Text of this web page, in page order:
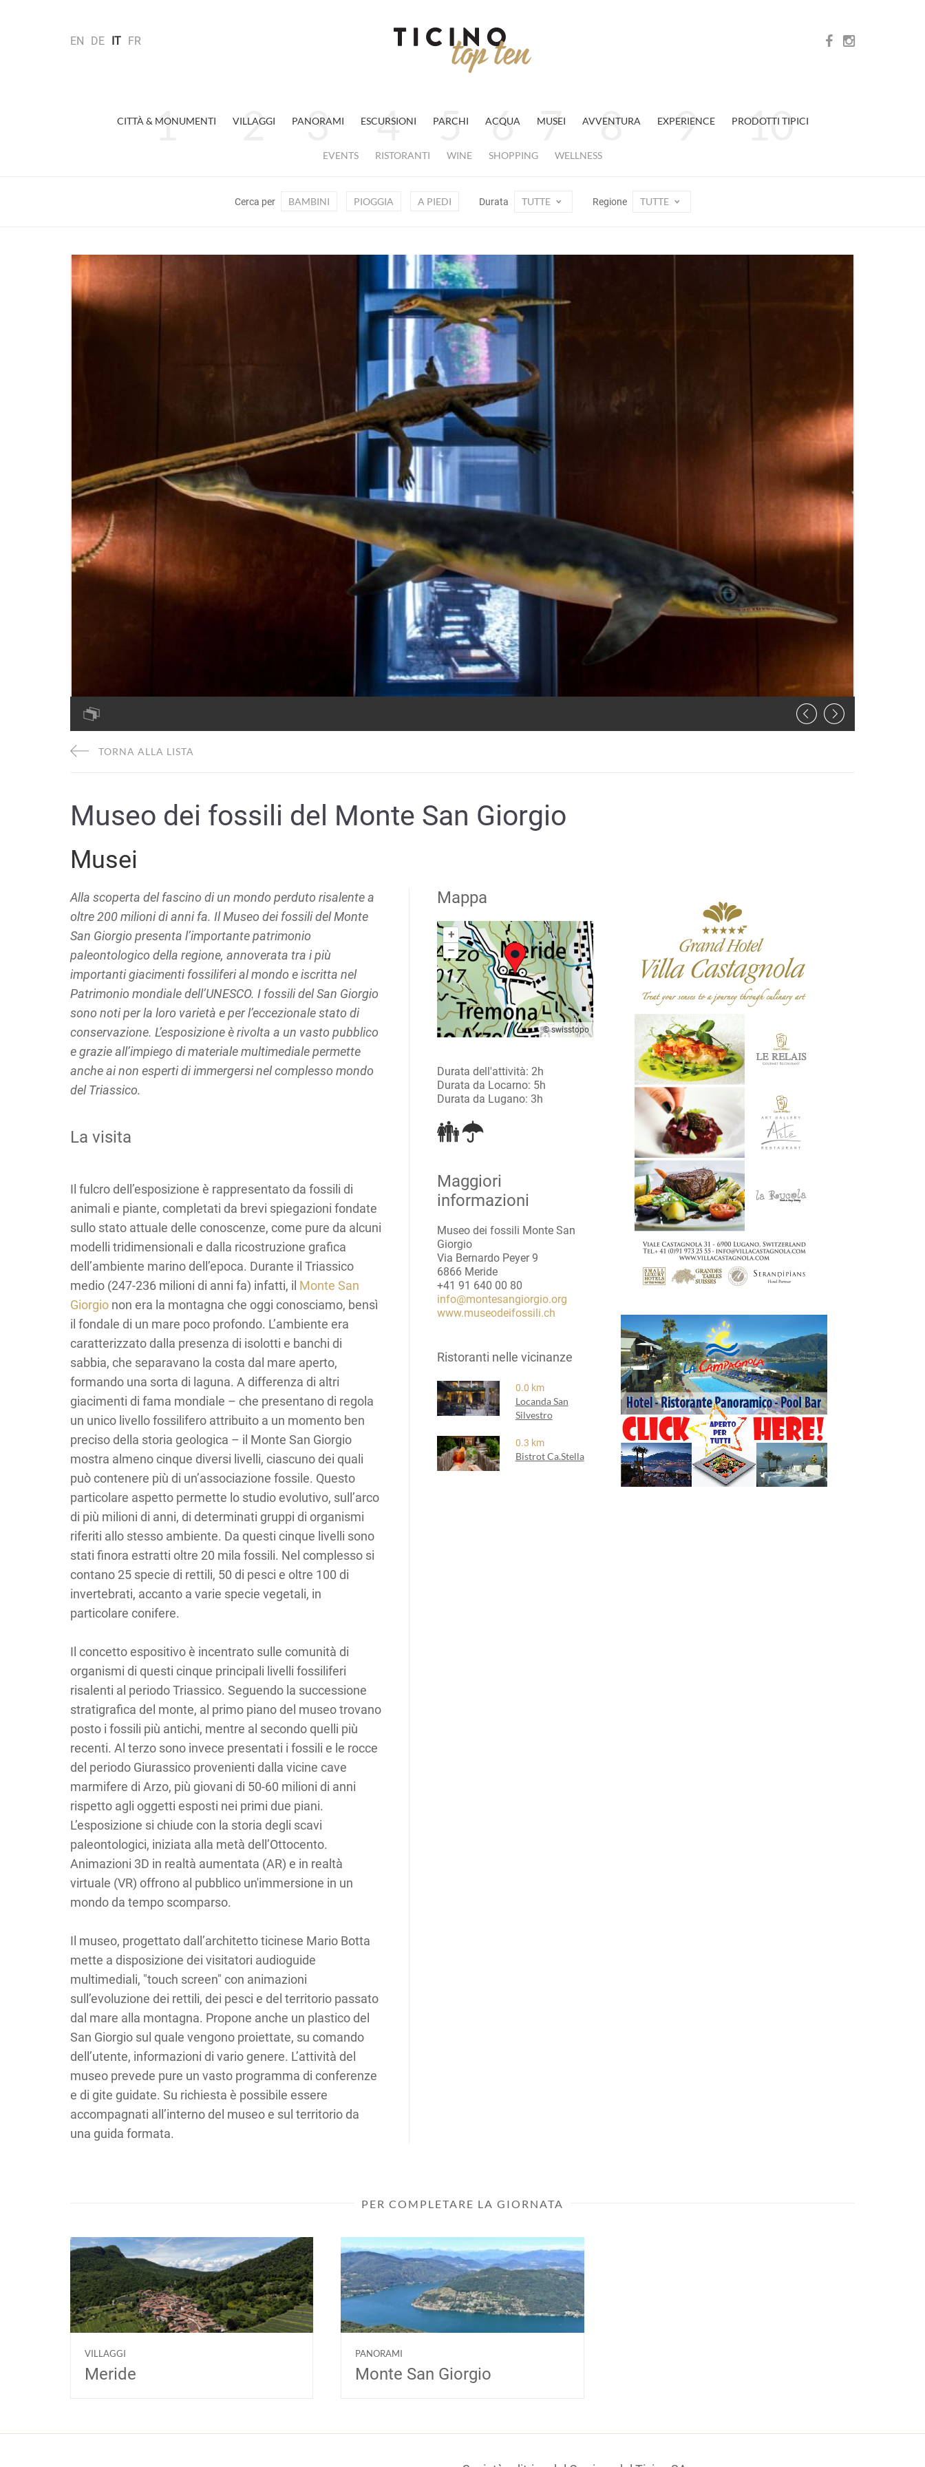
EN DE IT FR
CITTÀ & MONUMENTI VILLAGGI PANORAMI ESCURSIONI PARCHI ACQUA MUSEI AVVENTURA EXPERIENCE PRODOTTI TIPICI
EVENTS RISTORANTI WINE SHOPPING WELLNESS
Cerca per BAMBINI PIOGGIA A PIEDI Durata TUTTE Regione TUTTE
TORNA ALLA LISTA
Museo dei fossili del Monte San Giorgio
Musei
Alla scoperta del fascino di un mondo perduto risalente a
oltre 200 milioni di anni fa. Il Museo dei fossili del Monte
San Giorgio presenta l’importante patrimonio
paleontologico della regione, annoverata tra i più
importanti giacimenti fossiliferi al mondo e iscritta nel
Patrimonio mondiale dell’UNESCO. I fossili del San Giorgio
sono noti per la loro varietà e per l’eccezionale stato di
conservazione. L’esposizione è rivolta a un vasto pubblico
e grazie all’impiego di materiale multimediale permette
anche ai non esperti di immergersi nel complesso mondo
del Triassico.
La visita
Il fulcro dell’esposizione è rappresentato da fossili di
animali e piante, completati da brevi spiegazioni fondate
sullo stato attuale delle conoscenze, come pure da alcuni
modelli tridimensionali e dalla ricostruzione grafica
dell’ambiente marino dell’epoca. Durante il Triassico
medio (247-236 milioni di anni fa) infatti, il Monte San
Giorgio non era la montagna che oggi conosciamo, bensì
il fondale di un mare poco profondo. L’ambiente era
caratterizzato dalla presenza di isolotti e banchi di
sabbia, che separavano la costa dal mare aperto,
formando una sorta di laguna. A differenza di altri
giacimenti di fama mondiale – che presentano di regola
un unico livello fossilifero attribuito a un momento ben
preciso della storia geologica – il Monte San Giorgio
mostra almeno cinque diversi livelli, ciascuno dei quali
può contenere più di un’associazione fossile. Questo
particolare aspetto permette lo studio evolutivo, sull’arco
di più milioni di anni, di determinati gruppi di organismi
riferiti allo stesso ambiente. Da questi cinque livelli sono
stati finora estratti oltre 20 mila fossili. Nel complesso si
contano 25 specie di rettili, 50 di pesci e oltre 100 di
invertebrati, accanto a varie specie vegetali, in
particolare conifere.
Il concetto espositivo è incentrato sulle comunità di
organismi di questi cinque principali livelli fossiliferi
risalenti al periodo Triassico. Seguendo la successione
stratigrafica del monte, al primo piano del museo trovano
posto i fossili più antichi, mentre al secondo quelli più
recenti. Al terzo sono invece presentati i fossili e le rocce
del periodo Giurassico provenienti dalla vicine cave
marmifere di Arzo, più giovani di 50-60 milioni di anni
rispetto agli oggetti esposti nei primi due piani.
L’esposizione si chiude con la storia degli scavi
paleontologici, iniziata alla metà dell’Ottocento.
Animazioni 3D in realtà aumentata (AR) e in realtà
virtuale (VR) offrono al pubblico un'immersione in un
mondo da tempo scomparso.
Il museo, progettato dall’architetto ticinese Mario Botta
mette a disposizione dei visitatori audioguide
multimediali, "touch screen" con animazioni
sull’evoluzione dei rettili, dei pesci e del territorio passato
dal mare alla montagna. Propone anche un plastico del
San Giorgio sul quale vengono proiettate, su comando
dell’utente, informazioni di vario genere. L’attività del
museo prevede pure un vasto programma di conferenze
e di gite guidate. Su richiesta è possibile essere
accompagnati all’interno del museo e sul territorio da
una guida formata.
Mappa
+
–
© swisstopo
Durata dell'attività: 2h
Durata da Locarno: 5h
Durata da Lugano: 3h
Maggiori
informazioni
Museo dei fossili Monte San
Giorgio
Via Bernardo Peyer 9
6866 Meride
+41 91 640 00 80
info@montesangiorgio.org
www.museodeifossili.ch
Ristoranti nelle vicinanze
0.0 km
Locanda San
Silvestro
0.3 km
Bistrot Ca.Stella
PER COMPLETARE LA GIORNATA
VILLAGGI
Meride
PANORAMI
Monte San Giorgio